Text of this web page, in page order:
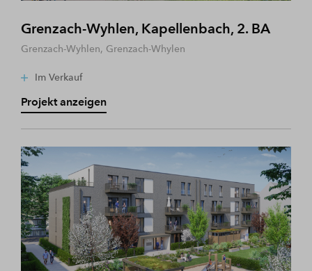
Grenzach-Wyhlen, Kapellenbach, 2. BA
Grenzach-Wyhlen, Grenzach-Whylen
Im Verkauf
Projekt anzeigen